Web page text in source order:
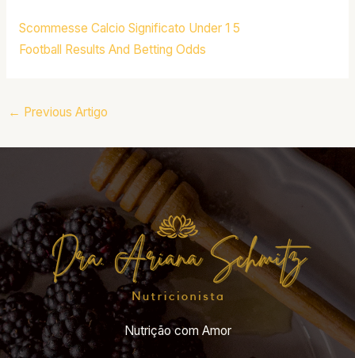
Scommesse Calcio Significato Under 1 5
Football Results And Betting Odds
← Previous Artigo
Nutrição com Amor